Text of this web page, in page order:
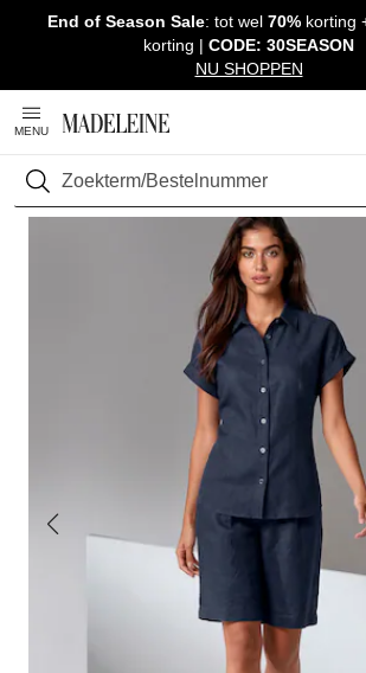
Navigatie overslaan, direct naar content
End of Season Sale: tot wel70% korting
korting | CODE: 30SEASON
NU SHOPPEN
MENU
Zoeken
Thuis Kleding Broeken